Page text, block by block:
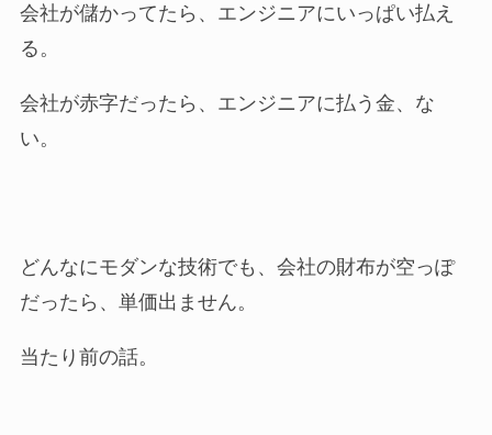
会社が儲かってたら、エンジニアにいっぱい払え
る。
会社が赤字だったら、エンジニアに払う金、な
い。
どんなにモダンな技術でも、会社の財布が空っぽ
だったら、単価出ません。
当たり前の話。